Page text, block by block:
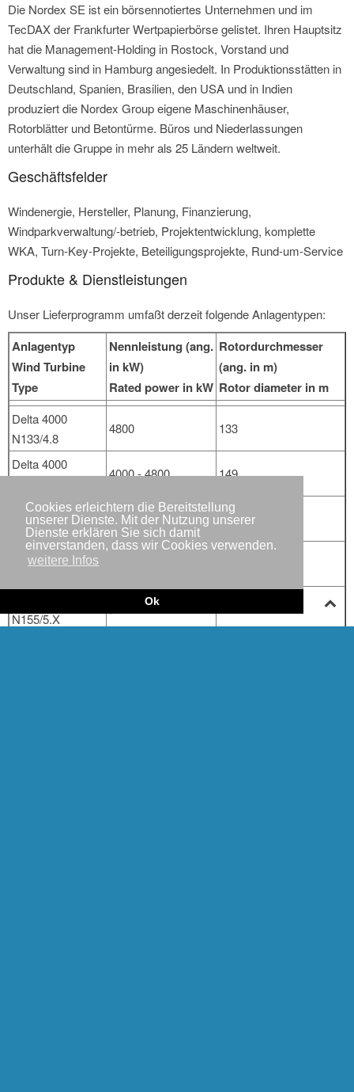
Cookies erleichtern die Bereitstellung
unserer Dienste. Mit der Nutzung unserer
Dienste erklären Sie sich damit
einverstanden, dass wir Cookies verwenden.
weitere Infos
Ok
Die Nordex SE ist ein börsennotiertes Unternehmen und im
TecDAX der Frankfurter Wertpapierbörse gelistet. Ihren Hauptsitz
hat die Management-Holding in Rostock, Vorstand und
Verwaltung sind in Hamburg angesiedelt. In Produktionsstätten in
Deutschland, Spanien, Brasilien, den USA und in Indien
produziert die Nordex Group eigene Maschinenhäuser,
Rotorblätter und Betontürme. Büros und Niederlassungen
unterhält die Gruppe in mehr als 25 Ländern weltweit.
Geschäftsfelder
Windenergie, Hersteller, Planung, Finanzierung,
Windparkverwaltung/-betrieb, Projektentwicklung, komplette
WKA, Turn-Key-Projekte, Beteiligungsprojekte, Rund-um-Service
Produkte & Dienstleistungen
Unser Lieferprogramm umfaßt derzeit folgende Anlagentypen:
Anlagentyp
Wind Turbine
Type
Nennleistung (ang.
in kW)
Rated power in kW
Rotordurchmesser
(ang. in m)
Rotor diameter in m
Delta 4000
N133/4.8
4800 133
Delta 4000
4000 - 4800 149
Delta 4000
N149/5.X
> 5000 149
Delta 4000
N155/5.X